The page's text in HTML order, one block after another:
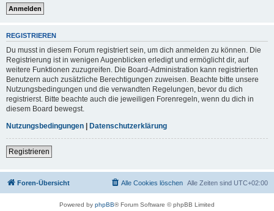
REGISTRIEREN
Du musst in diesem Forum registriert sein, um dich anmelden zu können. Die
Registrierung ist in wenigen Augenblicken erledigt und ermöglicht dir, auf
weitere Funktionen zuzugreifen. Die Board-Administration kann registrierten
Benutzern auch zusätzliche Berechtigungen zuweisen. Beachte bitte unsere
Nutzungsbedingungen und die verwandten Regelungen, bevor du dich
registrierst. Bitte beachte auch die jeweiligen Forenregeln, wenn du dich in
diesem Board bewegst.
Nutzungsbedingungen | Datenschutzerklärung
Registrieren
Foren-Übersicht Alle Zeiten sind UTC+02:00
Alle Cookies löschen
Powered by phpBB® Forum Software © phpBB Limited